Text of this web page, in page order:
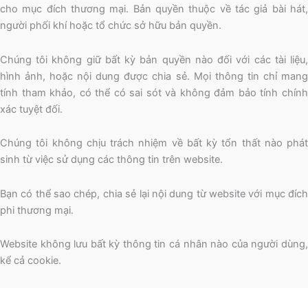
cho mục đích thương mại. Bản quyền thuộc về tác giả bài hát,
người phối khí hoặc tổ chức sở hữu bản quyền.
Chúng tôi không giữ bất kỳ bản quyền nào đối với các tài liệu,
hình ảnh, hoặc nội dung được chia sẻ. Mọi thông tin chỉ mang
tính tham khảo, có thể có sai sót và không đảm bảo tính chính
xác tuyệt đối.
Chúng tôi không chịu trách nhiệm về bất kỳ tổn thất nào phát
sinh từ việc sử dụng các thông tin trên website.
Bạn có thể sao chép, chia sẻ lại nội dung từ website với mục đích
phi thương mại.
Website không lưu bất kỳ thông tin cá nhân nào của người dùng,
kể cả cookie.